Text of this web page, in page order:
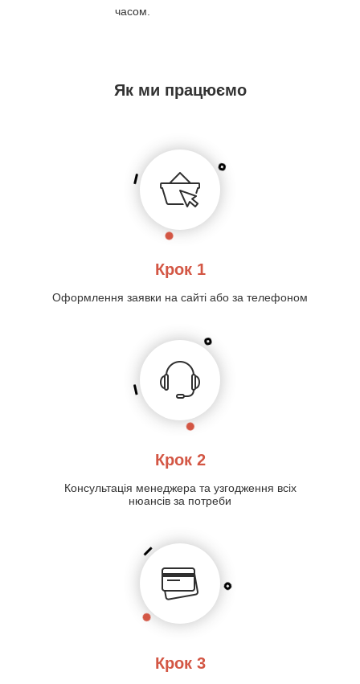
часом.
Як ми працюємо
Крок 1
Оформлення заявки на сайті або за телефоном
Крок 2
Консультація менеджера та узгодження всіх
нюансів за потреби
Крок 3